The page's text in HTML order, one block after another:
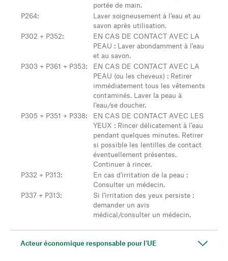
portée de main.
P264:
Laver soigneusement à l'eau et au
savon après utilisation.
P302 + P352:
EN CAS DE CONTACT AVEC LA
PEAU : Laver abondamment à l'eau
et au savon.
P303 + P361 + P353:
EN CAS DE CONTACT AVEC LA
PEAU (ou les cheveux) : Retirer
immédiatement tous les vêtements
contaminés. Laver la peau à
l'eau/se doucher.
P305 + P351 + P338:
EN CAS DE CONTACT AVEC LES
YEUX : Rincer délicatement à l'eau
pendant quelques minutes. Retirer
si possible les lentilles de contact
éventuellement présentes.
Continuer à rincer.
P332 + P313:
En cas d'irritation de la peau :
Consulter un médecin.
P337 + P313:
Si l'irritation des yeux persiste :
demander un avis
médical/consulter un médecin.
Acteur économique responsable pour l'UE